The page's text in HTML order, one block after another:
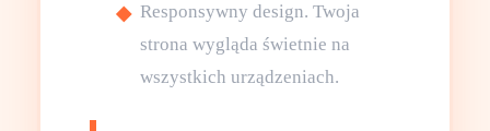
Responsywny design. Twoja
strona wygląda świetnie na
wszystkich urządzeniach.